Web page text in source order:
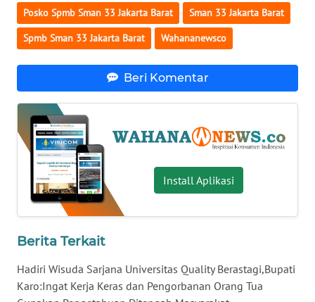
Posko Spmb Sman 33 Jakarta Barat Sman 33 Jakarta Barat
Spmb Sman 33 Jakarta Barat Wahananewsco
Beri Komentar
Install Aplikasi
Berita Terkait
Hadiri Wisuda Sarjana Universitas Quality Berastagi,Bupati
Karo:Ingat Kerja Keras dan Pengorbanan Orang Tua
WN
BABEL
SUMSEL
WN
BENGKULU
WN
WN
JATENG